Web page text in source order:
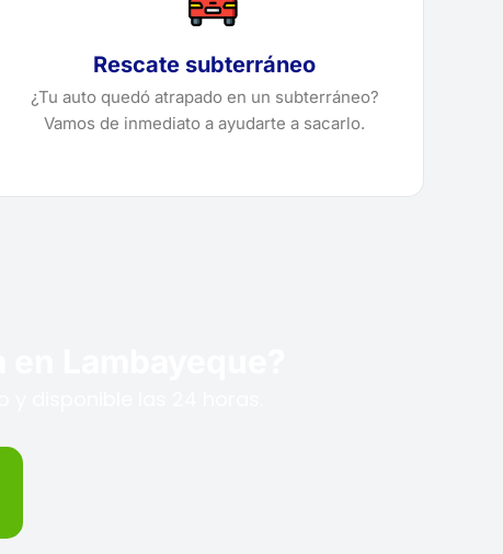
Rescate subterráneo
¿Tu auto quedó atrapado en un subterráneo?
Vamos de inmediato a ayudarte a sacarlo.